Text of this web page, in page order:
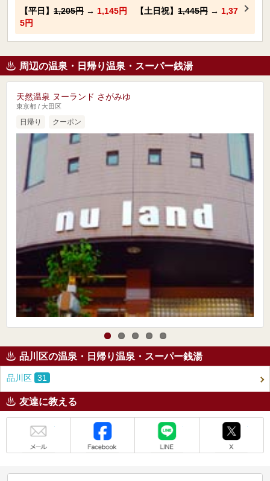
【平日】 1,205円 → 1,145円 【土日祝】 1,445円 → 1,37
5円
周辺の温泉・日帰り温泉・スーパー銭湯
天然温泉 ヌーランド さがみゆ
東京都 / 大田区
日帰り クーポン
品川区の温泉・日帰り温泉・スーパー銭湯
品川区 31
友達に教える